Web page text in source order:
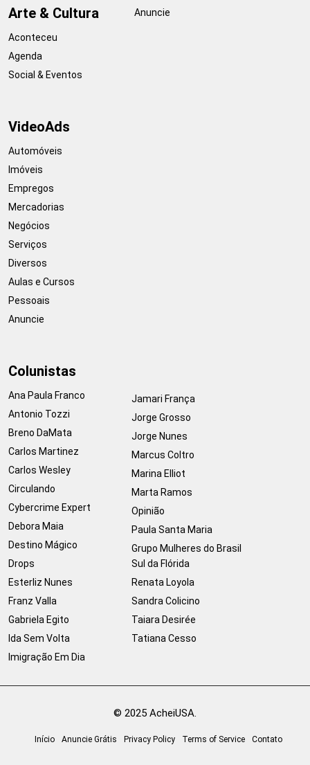
Arte & Cultura
Aconteceu
Agenda
Social & Eventos
Anuncie
VideoAds
Automóveis
Imóveis
Empregos
Mercadorias
Negócios
Serviços
Diversos
Aulas e Cursos
Pessoais
Anuncie
Colunistas
Ana Paula Franco
Antonio Tozzi
Breno DaMata
Carlos Martinez
Carlos Wesley
Circulando
Cybercrime Expert
Debora Maia
Destino Mágico
Drops
Esterliz Nunes
Franz Valla
Gabriela Egito
Ida Sem Volta
Imigração Em Dia
Jamari França
Jorge Grosso
Jorge Nunes
Marcus Coltro
Marina Elliot
Marta Ramos
Opinião
Paula Santa Maria
Grupo Mulheres do Brasil
Sul da Flórida
Renata Loyola
Sandra Colicino
Taiara Desirée
Tatiana Cesso
© 2025 AcheiUSA.
Início Anuncie Grátis Privacy Policy Terms of Service Contato